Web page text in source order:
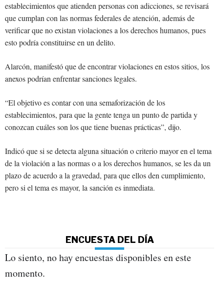
establecimientos que atienden personas con adicciones, se revisará
que cumplan con las normas federales de atención, además de
verificar que no existan violaciones a los derechos humanos, pues
esto podría constituirse en un delito.
Alarcón, manifestó que de encontrar violaciones en estos sitios, los
anexos podrían enfrentar sanciones legales.
“El objetivo es contar con una semaforización de los
establecimientos, para que la gente tenga un punto de partida y
conozcan cuáles son los que tiene buenas prácticas”, dijo.
Indicó que si se detecta alguna situación o criterio mayor en el tema
de la violación a las normas o a los derechos humanos, se les da un
plazo de acuerdo a la gravedad, para que ellos den cumplimiento,
pero si el tema es mayor, la sanción es inmediata.
ENCUESTA DEL DÍA
Lo siento, no hay encuestas disponibles en este
momento.